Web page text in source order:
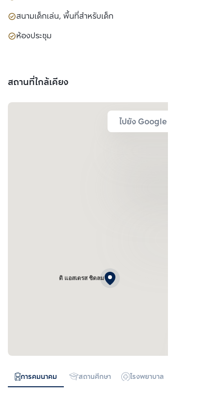
สนามเด็กเล่น, พื้นที่สำหรับเด็ก
ห้องประชุม
สถานที่ใกล้เคียง
ไปยัง Google Map
ดิ แอสเดรส ชิดลม
การคมนาคม สถานศึกษา โรงพยาบาล